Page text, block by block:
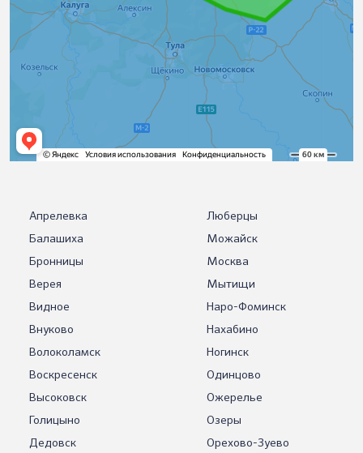
Апрелевка
Балашиха
Бронницы
Верея
Видное
Внуково
Волоколамск
Воскресенск
Высоковск
Голицыно
Дедовск
Люберцы
Можайск
Москва
Мытищи
Наро-Фоминск
Нахабино
Ногинск
Одинцово
Ожерелье
Озеры
Орехово-Зуево